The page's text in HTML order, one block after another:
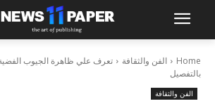
Home الفن والثقافة
بالتفصيل
الفن والثقافة